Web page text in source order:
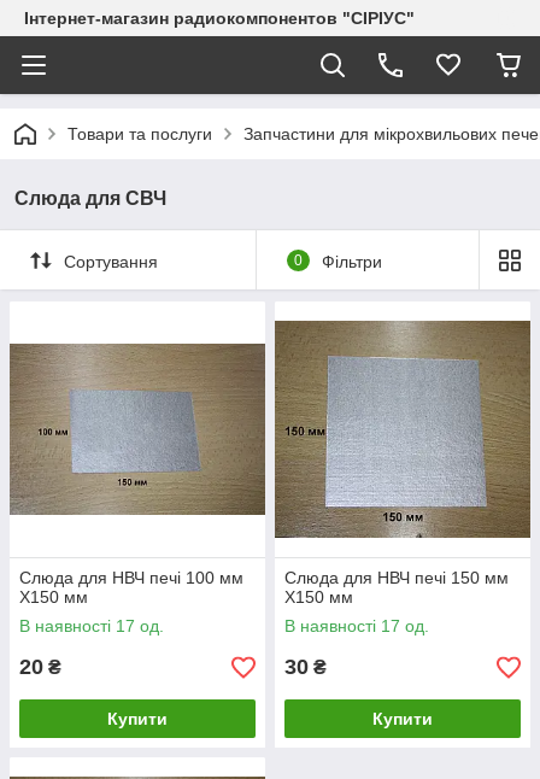
Інтернет-магазин радиокомпонентов "СІРІУС"
Товари та послуги Запчастини для мікрохвильових
Слюда для СВЧ
Сортування 0 Фільтри
Слюда для НВЧ печі 100 мм
Х150 мм
В наявності 17 од.
20 ₴
Купити
Слюда для НВЧ печі 150 мм
Х150 мм
В наявності 17 од.
30 ₴
Купити